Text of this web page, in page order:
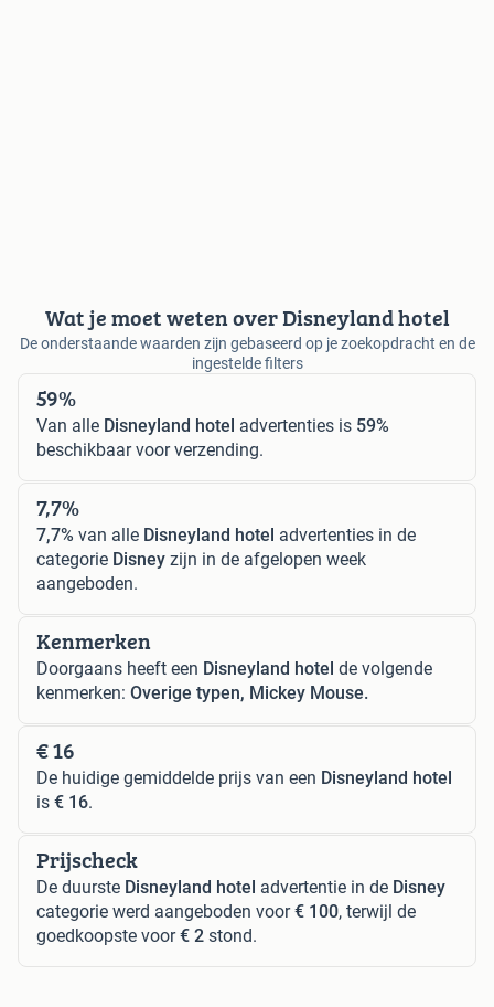
Wat je moet weten over Disneyland hotel
De onderstaande waarden zijn gebaseerd op je zoekopdracht en de
ingestelde filters
59%
Van alle Disneyland hotel advertenties is 59%
beschikbaar voor verzending.
7,7%
7,7% van alle Disneyland hotel advertenties in de
categorie Disney zijn in de afgelopen week
aangeboden.
Kenmerken
Doorgaans heeft een Disneyland hotel de volgende
kenmerken: Overige typen, Mickey Mouse.
€ 16
De huidige gemiddelde prijs van een Disneyland hotel
is € 16.
Prijscheck
De duurste Disneyland hotel advertentie in de Disney
categorie werd aangeboden voor€ 100, terwijl de
goedkoopste voor€ 2 stond.